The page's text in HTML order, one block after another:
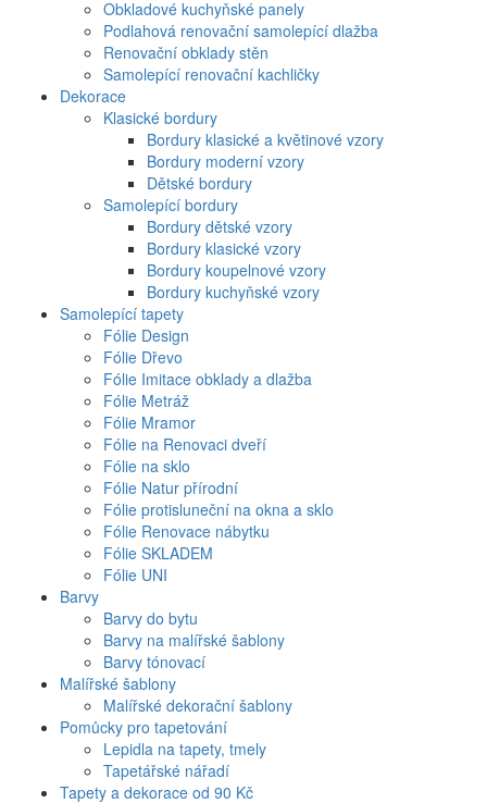
Obkladové kuchyňské panely
Podlahová renovační samolepící dlažba
Renovační obklady stěn
Samolepící renovační kachličky
Dekorace
Klasické bordury
Bordury klasické a květinové vzory
Bordury moderní vzory
Dětské bordury
Samolepící bordury
Bordury dětské vzory
Bordury klasické vzory
Bordury koupelnové vzory
Bordury kuchyňské vzory
Samolepící tapety
Fólie Design
Fólie Dřevo
Fólie Imitace obklady a dlažba
Fólie Metráž
Fólie Mramor
Fólie na Renovaci dveří
Fólie na sklo
Fólie Natur přírodní
Fólie protisluneční na okna a sklo
Fólie Renovace nábytku
Fólie SKLADEM
Fólie UNI
Barvy
Barvy do bytu
Barvy na malířské šablony
Barvy tónovací
Malířské šablony
Malířské dekorační šablony
Pomůcky pro tapetování
Lepidla na tapety, tmely
Tapetářské nářadí
Tapety a dekorace od 90 Kč